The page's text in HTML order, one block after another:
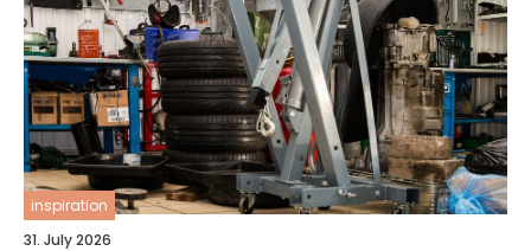
inspiration
31. July 2026